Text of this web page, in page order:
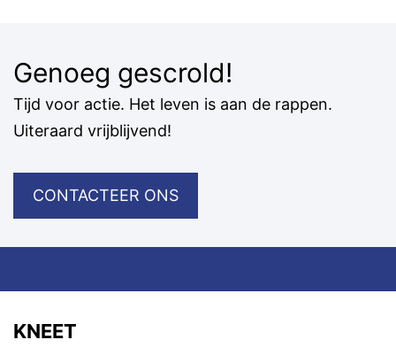
Genoeg gescrold!
Tijd voor actie. Het leven is aan de rappen.
Uiteraard vrijblijvend!
CONTACTEER ONS
KNEET